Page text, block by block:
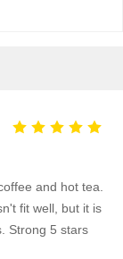
and hot tea.
fit well, but it is
Strong 5 stars